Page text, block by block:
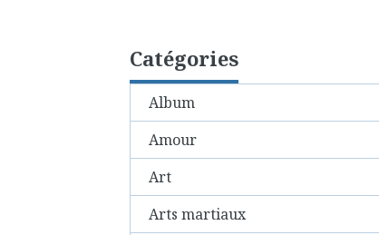
Catégories
Album
Amour
Art
Arts martiaux